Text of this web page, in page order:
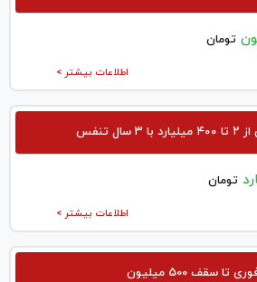
تومان
اطلاعات بیشتر >
تنفس
تومان
اطلاعات بیشتر >
تا سقف 500 میلیون